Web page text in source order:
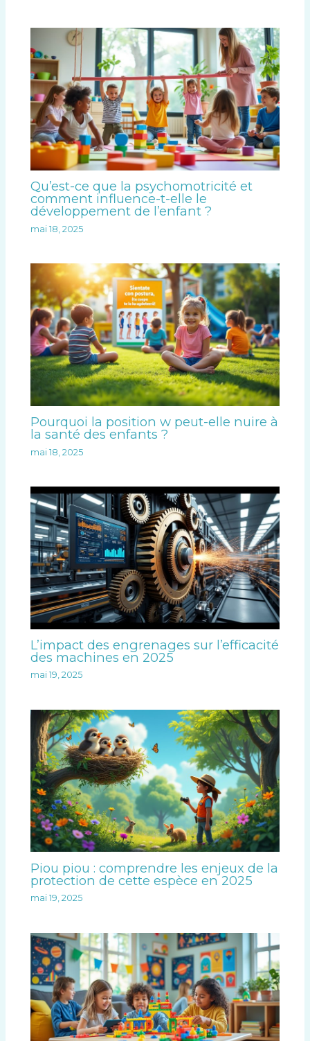
Qu’est-ce que la psychomotricité et
comment influence-t-elle le
développement de l’enfant ?
mai 18, 2025
Pourquoi la position w peut-elle nuire à
la santé des enfants ?
mai 18, 2025
L’impact des engrenages sur l’efficacité
des machines en 2025
mai 19, 2025
Piou piou : comprendre les enjeux de la
protection de cette espèce en 2025
mai 19, 2025